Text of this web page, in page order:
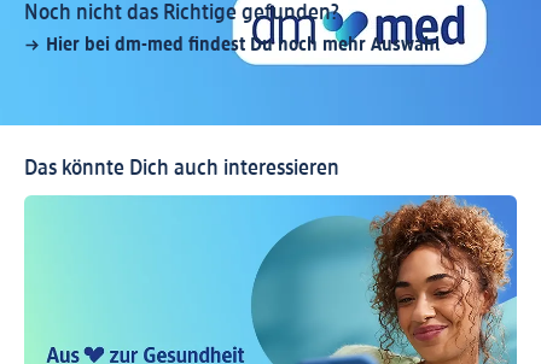
Noch nicht das Richtige gefunden?
Hier bei dm-med findest Du noch mehr Auswahl
Das könnte Dich auch interessieren